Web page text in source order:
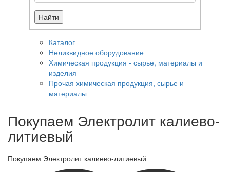
Найти
Каталог
Неликвидное оборудование
Химическая продукция - сырье, материалы и
изделия
Прочая химическая продукция, сырье и
материалы
Покупаем Электролит калиево-
литиевый
Покупаем Электролит калиево-литиевый